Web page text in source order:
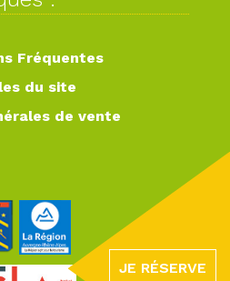
JE RÉSERVE
Fréquentes
du site
de vente